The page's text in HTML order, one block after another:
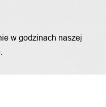
w godzinach naszej